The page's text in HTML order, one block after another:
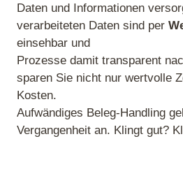
Daten und Informationen
verarbeiteten Daten sind per
einsehbar und
Prozesse damit transparent
sparen Sie nicht nur wertvolle
Kosten.
Aufwändiges Beleg-Handling
Vergangenheit an. Klingt gut?